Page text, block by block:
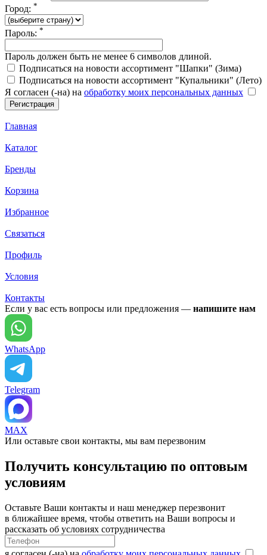
Город: *
Пароль: *
Пароль должен быть не менее 6 символов длиной.
Подписаться на новости ассортимент "Шапки" (Зима)
Подписаться на новости ассортимент "Купальники" (Лето)
Я согласен (-на) на обработку моих персональных данных
Главная
Каталог
Бренды
Корзина
Избранное
Связаться
Профиль
Условия
Контакты
Если у вас есть вопросы или предложения — напишите нам
WhatsApp
Telegram
MAX
Или оставьте свои контакты, мы вам перезвоним
Получить консультацию по оптовым
условиям
Оставьте Ваши контакты и наш менеджер перезвонит
в ближайшее время, чтобы ответить на Ваши вопросы и
рассказать об условиях сотрудничества